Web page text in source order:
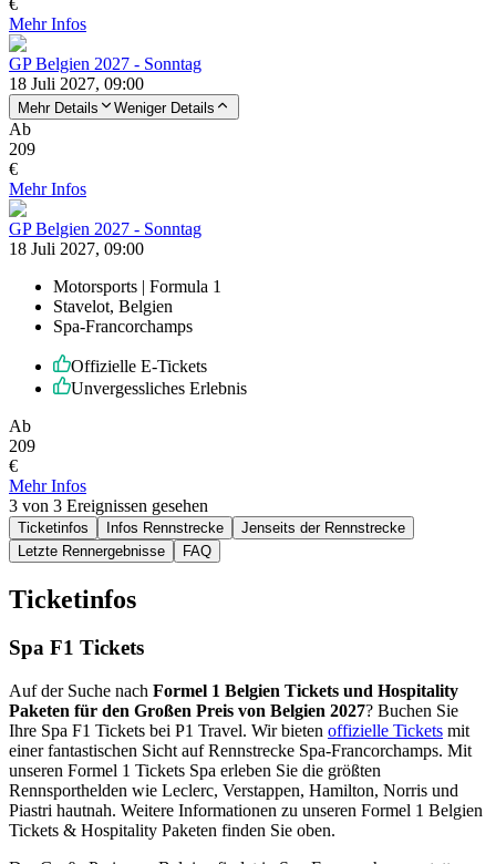
Mehr Infos
GP Belgien 2027 - Sonntag
18 Juli 2027, 09:00
Mehr Details Weniger Details
Ab
209
€
Mehr Infos
GP Belgien 2027 - Sonntag
18 Juli 2027, 09:00
Motorsports | Formula 1
Stavelot, Belgien
Spa-Francorchamps
Offizielle E-Tickets
Unvergessliches Erlebnis
Ab
209
€
Mehr Infos
3 von 3 Ereignissen gesehen
Ticketinfos Infos Rennstrecke
Jenseits der Rennstrecke
Letzte Rennergebnisse
FAQ
Ticketinfos
Spa F1 Tickets
Auf der Suche nach Formel 1 Belgien Tickets und Hospitality
Paketen für den Großen Preis von Belgien 2027? Buchen Sie
Ihre Spa F1 Tickets bei P1 Travel. Wir bieten offizielle Tickets mit
einer fantastischen Sicht auf Rennstrecke Spa-Francorchamps. Mit
unseren Formel 1 Tickets Spa erleben Sie die größten
Rennsporthelden wie Leclerc, Verstappen, Hamilton, Norris und
Piastri hautnah. Weitere Informationen zu unseren Formel 1 Belgien
Tickets & Hospitality Paketen finden Sie oben.